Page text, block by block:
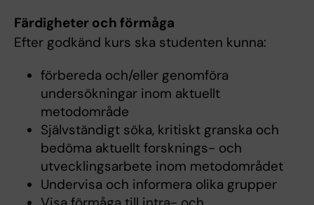
Färdigheter och förmåga
Efter godkänd kurs ska studenten kunna:
förbereda och/eller genomföra
undersökningar inom aktuellt
metodområde
Självständigt söka, kritiskt granska och
bedöma aktuellt forsknings- och
utvecklingsarbete inom metodområdet
Undervisa och informera olika grupper